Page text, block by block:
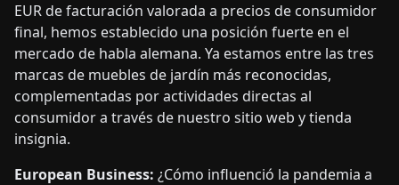
EUR de facturación valorada a precios de consumidor
final, hemos establecido una posición fuerte en el
mercado de habla alemana. Ya estamos entre las tres
marcas de muebles de jardín más reconocidas,
complementadas por actividades directas al
consumidor a través de nuestro sitio web y tienda
insignia.
European Business: ¿Cómo influenció la pandemia a